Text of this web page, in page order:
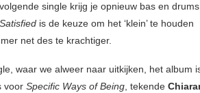
single krijg je opnieuw bas en
is de keuze om het ‘klein’ te houden
net des te krachtiger.
waar we alweer naar uitkijken, het album
voor Specific Ways of Being, tekende